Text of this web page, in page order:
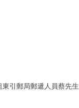
引郵局郵遞人員蔡先生